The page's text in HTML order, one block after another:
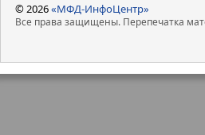
© 2026«МФД-ИнфоЦентр»
Все права защищены. Перепечатка